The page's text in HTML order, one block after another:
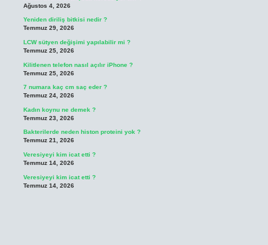
Ağustos 4, 2026
Yeniden diriliş bitkisi nedir ?
Temmuz 29, 2026
LCW sütyen değişimi yapılabilir mi ?
Temmuz 25, 2026
Kilitlenen telefon nasıl açılır iPhone ?
Temmuz 25, 2026
7 numara kaç cm saç eder ?
Temmuz 24, 2026
Kadın koynu ne demek ?
Temmuz 23, 2026
Bakterilerde neden histon proteini yok ?
Temmuz 21, 2026
Veresiyeyi kim icat etti ?
Temmuz 14, 2026
Veresiyeyi kim icat etti ?
Temmuz 14, 2026